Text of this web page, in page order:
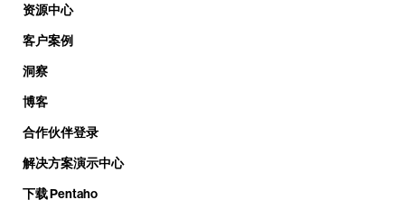
资源中心
客户案例
洞察
博客
合作伙伴登录
解决方案演示中心
下载 Pentaho